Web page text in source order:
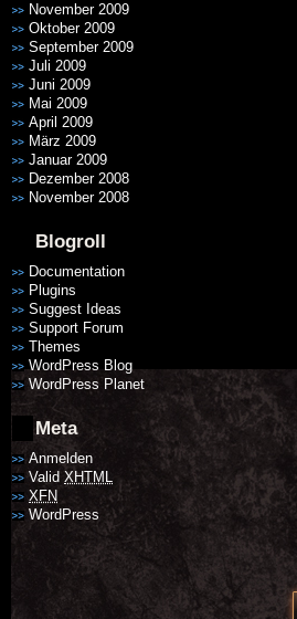
November 2009
Oktober 2009
September 2009
Juli 2009
Juni 2009
Mai 2009
April 2009
März 2009
Januar 2009
Dezember 2008
November 2008
Blogroll
Documentation
Plugins
Suggest Ideas
Support Forum
Themes
WordPress Blog
WordPress Planet
Meta
Anmelden
Valid XHTML
XFN
WordPress